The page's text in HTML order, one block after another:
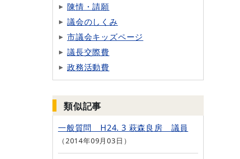
陳情・請願
議会のしくみ
市議会キッズページ
議長交際費
政務活動費
類似記事
一般質問 H24. 3 萩森良房 議員
2014年09月03日